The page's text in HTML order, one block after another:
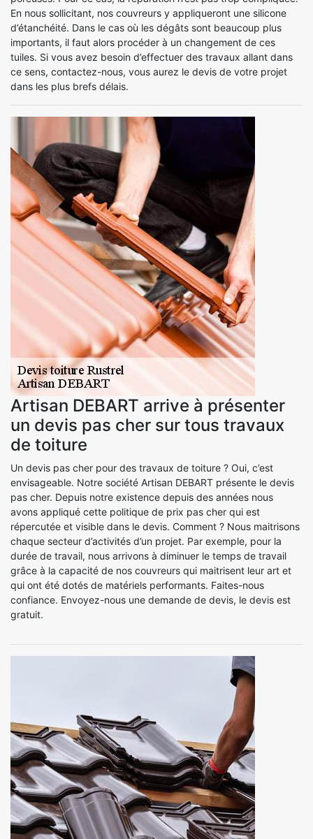
En nous sollicitant, nos couvreurs y appliqueront une silicone
d’étanchéité. Dans le cas où les dégâts sont beaucoup plus
importants, il faut alors procéder à un changement de ces
tuiles. Si vous avez besoin d’effectuer des travaux allant dans
ce sens, contactez-nous, vous aurez le devis de votre projet
dans les plus brefs délais.
Artisan DEBART arrive à présenter
un devis pas cher sur tous travaux
de toiture
Un devis pas cher pour des travaux de toiture ? Oui, c’est
envisageable. Notre société Artisan DEBART présente le devis
pas cher. Depuis notre existence depuis des années nous
avons appliqué cette politique de prix pas cher qui est
répercutée et visible dans le devis. Comment ? Nous maitrisons
chaque secteur d’activités d’un projet. Par exemple, pour la
durée de travail, nous arrivons à diminuer le temps de travail
grâce à la capacité de nos couvreurs qui maitrisent leur art et
qui ont été dotés de matériels performants. Faites-nous
confiance. Envoyez-nous une demande de devis, le devis est
gratuit.